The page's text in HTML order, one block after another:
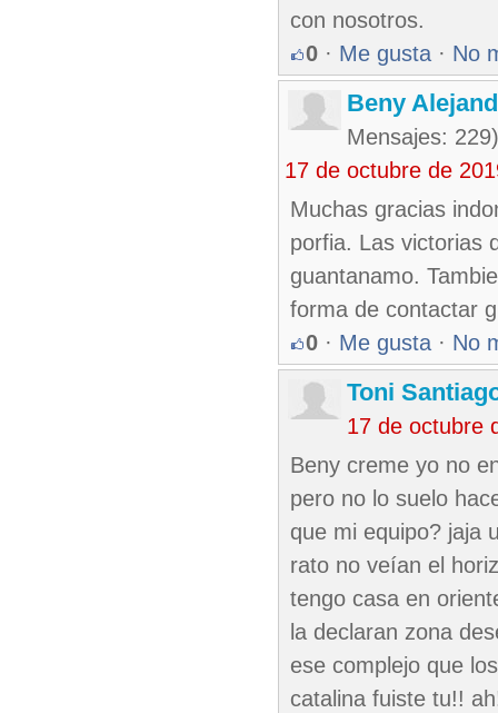
con nosotros.
0 · Me gusta · No
Beny
Mensajes: 229)
17 de octubre de
Muchas gracias
porfia. Las victorias
guantanamo.
forma de contactar
0 · Me gusta · No
Toni
17 de octubre
Beny creme yo no
pero no lo suelo
que mi equipo? jaja
rato no veían el
tengo casa en
la declaran zona
ese complejo que
catalina fuiste tu!!